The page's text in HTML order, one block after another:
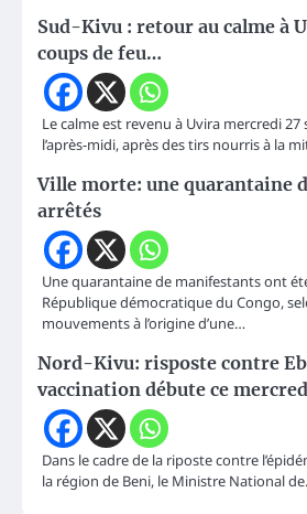
Sud-Kivu : retour au calme à
coups de feu…
Le calme est revenu à Uvira mercredi
l’après-midi, après des tirs nourris à la
Ville morte: une quarantaine
arrêtés
Une quarantaine de manifestants ont
République démocratique du Congo,
mouvements à l’origine d’une…
Nord-Kivu: risposte contre
vaccination débute ce
Dans le cadre de la riposte contre
la région de Beni, le Ministre National